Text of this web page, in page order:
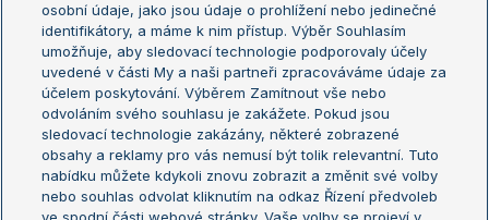
Žebříček WTA (ženy)
Sázkařský žebříček
French Open
Wimbledon
US Open
Turnaj mistrů
Turnaj mistryň
Aktualní trendy
Fotbalové přestupy
osobní údaje, jako jsou údaje o prohlížení nebo jedinečné
identifikátory, a máme k nim přístup. Výběr Souhlasím
umožňuje, aby sledovací technologie podporovaly účely
uvedené v části My a naši partneři zpracováváme údaje za
účelem poskytování. Výběrem Zamítnout vše nebo
odvoláním svého souhlasu je zakážete. Pokud jsou
sledovací technologie zakázány, některé zobrazené
obsahy a reklamy pro vás nemusí být tolik relevantní. Tuto
nabídku můžete kdykoli znovu zobrazit a změnit své volby
nebo souhlas odvolat kliknutím na odkaz Řízení předvoleb